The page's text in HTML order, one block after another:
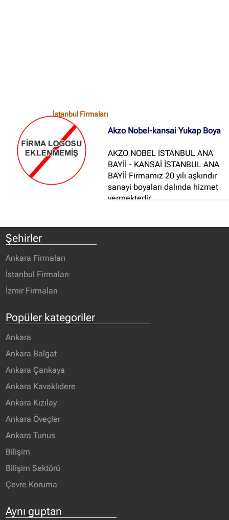
İstanbul Firmaları
Akzo Nobel-kansai Yukap Boya
AKZO NOBEL İSTANBUL ANA
BAYİİ - KANSAİ İSTANBUL ANA
BAYİİ Firmamız 20 yılı aşkındır
sanayi boyaları dalında hizmet
vermektedir...
Şehirler
Ankara Firmaları
İstanbul Firmaları
İzmir Firmaları
Popüler kategoriler
Ankara
Ankara Balgat
Ankara Çankaya
Ankara Kavaklıdere
Ankara Kızılay
Ankara Öveçler
Ankara Tunus
Bilişim
Bilişim Sektörü
Çevre Koruma
Aynı guptan